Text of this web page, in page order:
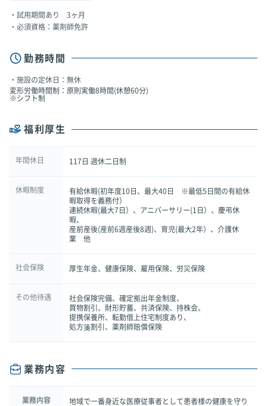
試用期間あり 3ヶ月
必須資格：薬剤師免許
勤務時間
施設の定休日：無休
変形労働時間制：原則実働8時間(休憩60分)
※シフト制
福利厚生
年間休日 117日 週休二日制
休暇制度
有給休暇(初年度10日、最大40日 ※最低5日間の有給休
暇取得を義務付）
連続休暇(最大7日）、アニバーサリー(1日）、慶弔休
暇、
産前産後(産前6週産後8週)、育児(最大2年）、介護休
業 他
社会保険 厚生年金、健康保険、雇用保険、労災保険
その他待遇
社会保険完備、確定拠出年金制度、
買物割引、財形貯蓄、共済保険、持株会、
提携保養所、転勤借上住宅制度あり、
処方箋割引、薬剤師賠償保険
業務内容
業務内容
地域で一番身近な医療従事者として患者様の健康を守り